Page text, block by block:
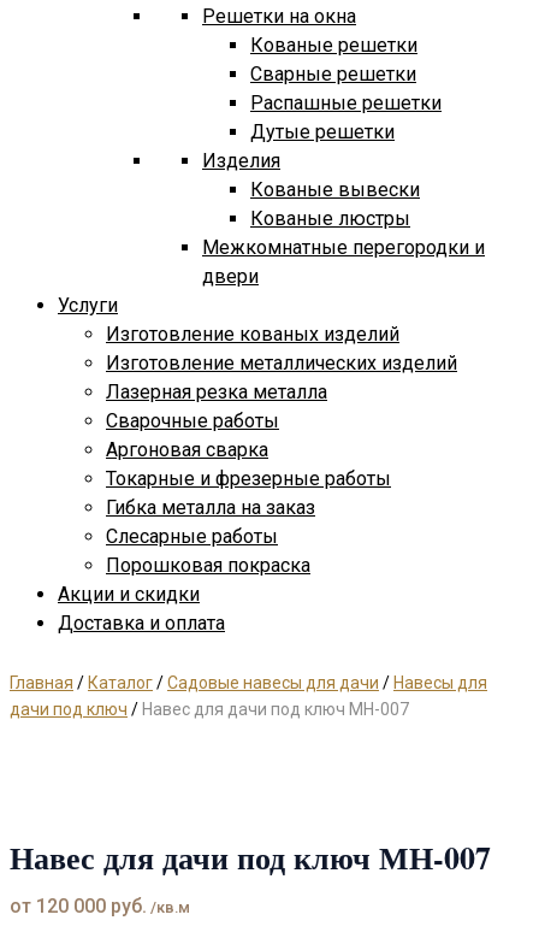
Решетки на окна
Кованые решетки
Сварные решетки
Распашные решетки
Дутые решетки
Изделия
Кованые вывески
Кованые люстры
Межкомнатные перегородки и
двери
Услуги
Изготовление кованых изделий
Изготовление металлических изделий
Лазерная резка металла
Сварочные работы
Аргоновая сварка
Токарные и фрезерные работы
Гибка металла на заказ
Слесарные работы
Порошковая покраска
Акции и скидки
Доставка и оплата
Главная / Каталог/Садовые навесы для дачи / Навесы для
дачи под ключ / Навес для дачи под ключ МН-007
Навес для дачи под ключ МН-007
от 120 000 руб. /кв.м